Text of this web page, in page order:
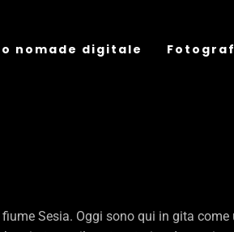
nomade digitale
Sesia. Oggi sono qui in gita